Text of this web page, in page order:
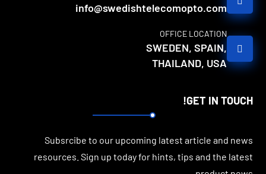
info@swedishtelecomopto.com
OFFICE LOCATION
SWEDEN, SPAIN,
THAILAND, USA
GET IN TOUCH!
Subsrcibe to our upcoming latest article and news
resources. Sign up today for hints, tips and the latest